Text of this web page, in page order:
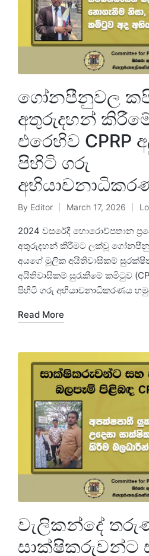
ගෝනපීනුවල
අතුරුදහන්
එරෙහිව CPRP
පිහිටි ගරු
By Editor March 17, 2026
2024 වසරේදී හොරොව්පතාන
අතුරුදහන් කිරීමට ලක්වූ
අයගේ මූලික අයිතිවාසිකම්
අයිතිවාසිකම් සුරැකීමේ කමිටුව
පිහිටි ගරු අභියාචනාධිකරණය
Read More
වැලිකන්දේ
සාක්ෂිකරුවන්ට